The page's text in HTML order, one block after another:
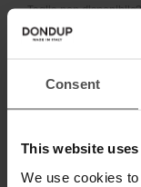
Consent
This website
We use cookies
Taglia non